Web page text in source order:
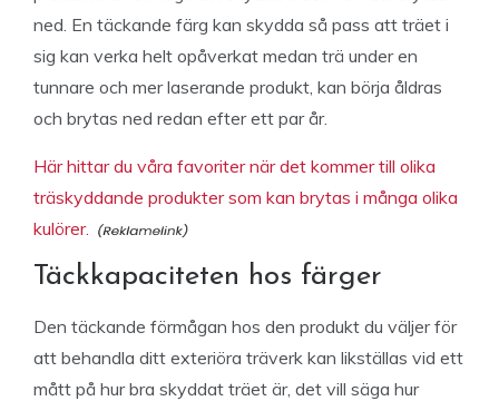
ned. En täckande färg kan skydda så pass att träet i
sig kan verka helt opåverkat medan trä under en
tunnare och mer laserande produkt, kan börja åldras
och brytas ned redan efter ett par år.
Här hittar du våra favoriter när det kommer till olika
träskyddande produkter som kan brytas i många olika
kulörer.
Täckkapaciteten hos färger
Den täckande förmågan hos den produkt du väljer för
att behandla ditt exteriöra träverk kan likställas vid ett
mått på hur bra skyddat träet är, det vill säga hur